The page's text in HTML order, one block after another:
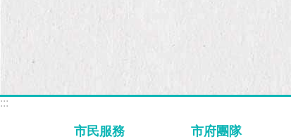
:::
市民服務 市府團隊